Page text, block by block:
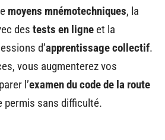
moyens mnémotechniques, la
des tests en ligne et la
d’apprentissage collectif.
vous augmenterez vos
l’examen du code de la route
permis sans difficulté.